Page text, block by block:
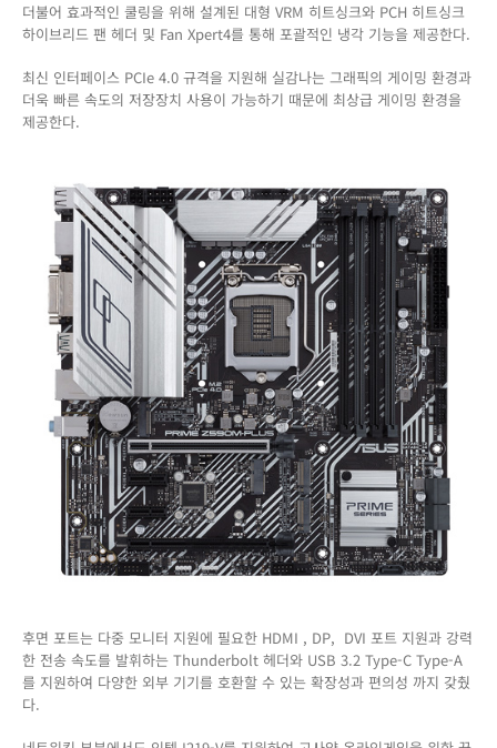
더불어 효과적인 쿨링을 위해 설계된 대형 VRM 히트싱크와 PCH 히트싱크
하이브리드 팬 헤더 및 Fan Xpert4를 통해 포괄적인 냉각 기능을 제공한다.
최신 인터페이스 PCIe 4.0 규격을 지원해 실감나는 그래픽의 게이밍 환경과
더욱 빠른 속도의 저장장치 사용이 가능하기 때문에 최상급 게이밍 환경을
제공한다.
후면 포트는 다중 모니터 지원에 필요한 HDMI , DP, DVI 포트 지원과 강력
한 전송 속도를 발휘하는 Thunderbolt 헤더와 USB 3.2 Type-C Type-A
를 지원하여 다양한 외부 기기를 호환할 수 있는 확장성과 편의성 까지 갖췄
다.